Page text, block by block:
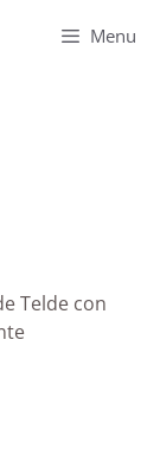
Menu
Telde con